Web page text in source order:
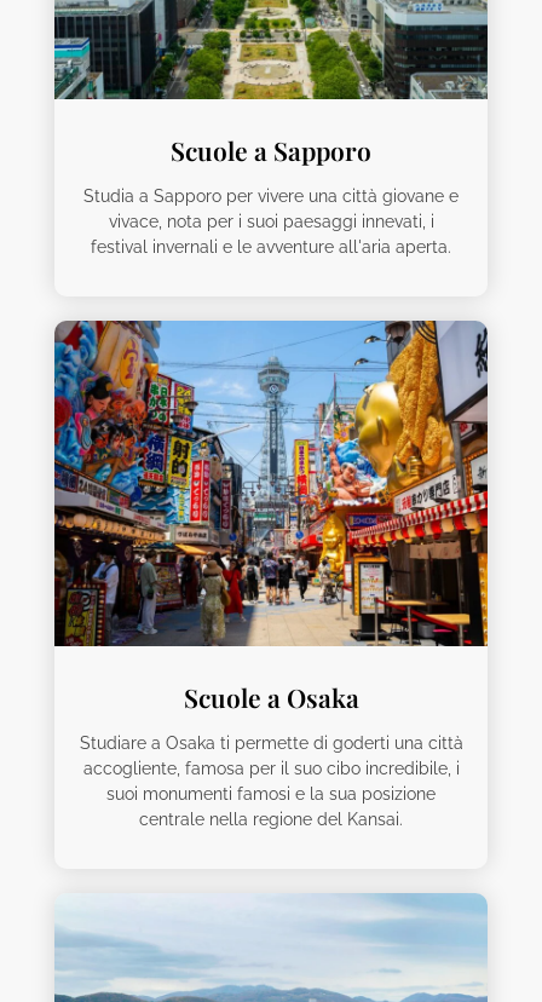
Scuole a Sapporo
Studia a Sapporo per vivere una città giovane e
vivace, nota per i suoi paesaggi innevati, i
festival invernali e le avventure all'aria aperta.
Scuole a Osaka
Studiare a Osaka ti permette di goderti una città
accogliente, famosa per il suo cibo incredibile, i
suoi monumenti famosi e la sua posizione
centrale nella regione del Kansai.